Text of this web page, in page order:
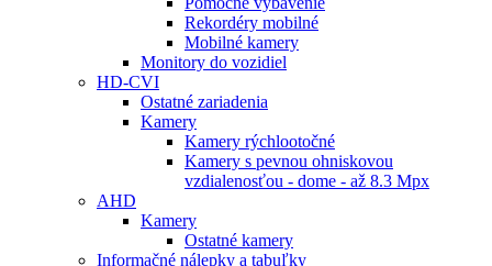
Rekordéry mobilné
Mobilné kamery
Monitory do vozidiel
HD-CVI
Ostatné zariadenia
Kamery
Kamery rýchlootočné
Kamery s pevnou ohniskovou
vzdialenosťou - dome - až 8.3 Mpx
AHD
Kamery
Ostatné kamery
Informačné nálepky a tabuľky